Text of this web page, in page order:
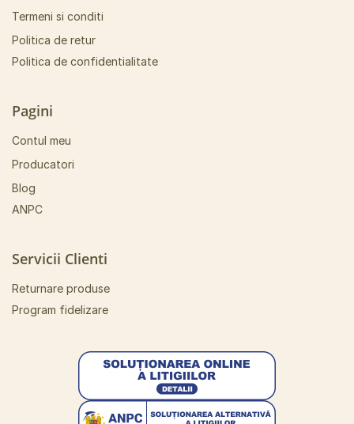
Termeni si conditi
Politica de retur
Politica de confidentialitate
Pagini
Contul meu
Producatori
Blog
ANPC
Servicii Clienti
Returnare produse
Program fidelizare